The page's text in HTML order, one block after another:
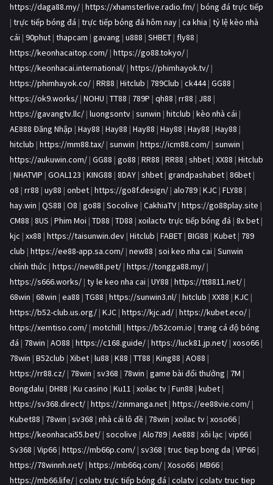
https://daga88.my/ | https://xhamsterlive.radio.fm/ | bóng đá trực tiếp
| trực tiếp bóng đá | trực tiếp bóng đá hôm nay | ca khia | tỷ lệ kèo nhà
cái | 90phut | thapcam | gavang | u888 | SHBET | fly88 |
https://keonhacaitop.com/ | https://go88.tokyo/ |
https://keonhacai.international/ | https://phimhayok.tv/ |
https://phimhayok.co/ | RR88 | Hitclub | 789Club | ck444| GG88 |
https://ok9.works/ | NOHU | TT88 | 789P | qh88 | rr88 | J88 |
https://gavangtv.llc/ | luongsontv | sunwin | hitclub | kèo nhà cái |
AE888 Đăng Nhập | Hay88 | Hay88 | Hay88 | Hay88 | Hay88 | Hay88 |
hitclub | https://mm88.tax/ | sunwin | https://icm88.com/ | sunwin |
https://aukuwin.com/ | GG88 | go88 | RR88 | RR88 | shbet | XX88 | Hitclub
| NHATVIP | GOAL123 | KING88 | 8DAY | shbet | grandpashabet | 86bet |
o8 | rr88 | uy88 | onbet | https://go8f.design/ | alo789 | KJC | FLY88 |
hay.win | QS88 | O8 | go88 | Socolive | CakhiaTV | https://go88play.site |
CM88 | 8US | Phim Moi | TD88 | TD88 | xoilactv trực tiếp bóng đá | 8x bet |
kjc | xx88 | https://taisunwin.dev | Hitclub | FABET | BIG88 | Kubet | 789
club | https://ee88-app.sa.com/ | new88 | soi keo nha cai | Sunwin
chính thức | https://new88.pet/ | https://tongga88.my/ |
https://s666.works/ | ty le keo nha cai | UY88 | https://tt8811.net/ |
68win | 68win | ea88 | TG88 | https://sunwin3.nl/ | hitclub | XX88 | KJC |
https://b52-club.us.org/ | KJC | https://kjc.ad/ | https://kubet.eco/ |
https://xemtiso.com/ | motchill | https://b52com.io | trang cá độ bóng
đá | 78win | AO88 | https://c168.guide/ | https://luck81.jp.net/ | xoso66 |
78win | B52club | Xibet | lu88 | K88 | TT88 | King88 | AO88 |
https://rr88.cz/ | 78win | sv368 | 78win | game bài đổi thưởng | 7M |
Bongdalu | DH88 | Ku casino | Ku11 | xoilac tv | Fun88 | kubet |
https://sv368.direct/ | https://zinmanga.net | https://ee88vie.com/ |
Kubet88 | 78win | sv368 | nhà cái lô đề | 78win | xoilac tv | xoso66 |
https://keonhacai55.bet/ | socolive | Alo789 | Ae888 | xôi lạc | vip66 |
Sv368 | Vip66 | https://mb66p.com/ | sv368 | truc tiep bong da | VIP66 |
https://78winnh.net/ | https://mb66q.com/ | Xoso66 | MB66 |
https://mb66.life/ | colatv trực tiếp bóng đá | colatv | colatv truc tiep